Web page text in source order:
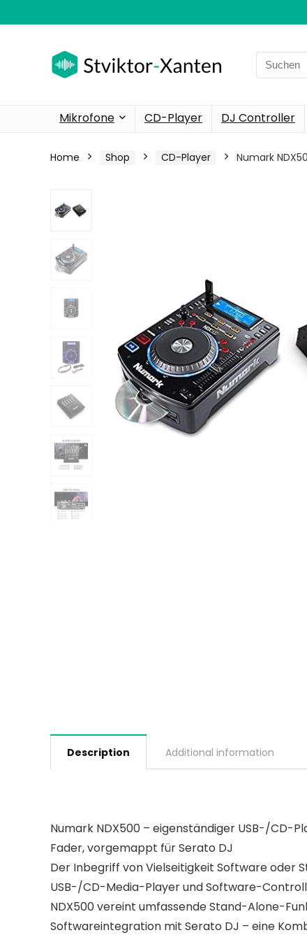
Search
for:
Mikrofone CD-Player DJ Controller
Home Shop CD-Player Numark
Description Additional information
Numark NDX500 – eigenständiger USB-/
Fader, vorgemappt für Serato DJ
Der Inbegriff von Vielseitigkeit Software oder
USB-/CD-Media-Player und Software-
NDX500 vereint umfassende Stand-Alone-
Softwareintegration mit Serato DJ – eine